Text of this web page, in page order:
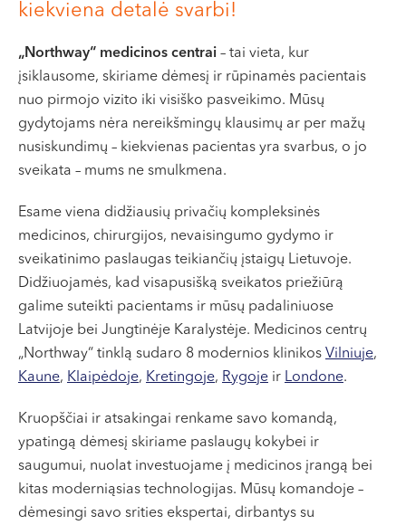
kiekviena detalė svarbi!
„Northway“ medicinos centrai – tai vieta, kur
įsiklausome, skiriame dėmesį ir rūpinamės pacientais
nuo pirmojo vizito iki visiško pasveikimo. Mūsų
gydytojams nėra nereikšmingų klausimų ar per mažų
nusiskundimų – kiekvienas pacientas yra svarbus, o jo
sveikata – mums ne smulkmena.
Esame viena didžiausių privačių kompleksinės
medicinos, chirurgijos, nevaisingumo gydymo ir
sveikatinimo paslaugas teikiančių įstaigų Lietuvoje.
Didžiuojamės, kad visapusišką sveikatos priežiūrą
galime suteikti pacientams ir mūsų padaliniuose
Latvijoje bei Jungtinėje Karalystėje. Medicinos centrų
„Northway“ tinklą sudaro 8 modernios klinikos Vilniuje,
Kaune, Klaipėdoje, Kretingoje, Rygoje ir Londone.
Kruopščiai ir atsakingai renkame savo komandą,
ypatingą dėmesį skiriame paslaugų kokybei ir
saugumui, nuolat investuojame į medicinos įrangą bei
kitas moderniąsias technologijas. Mūsų komandoje –
dėmesingi savo srities ekspertai, dirbantys su